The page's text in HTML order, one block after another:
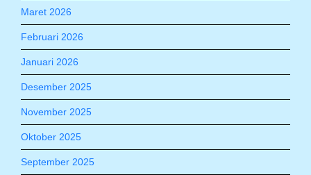
Maret 2026
Februari 2026
Januari 2026
Desember 2025
November 2025
Oktober 2025
September 2025